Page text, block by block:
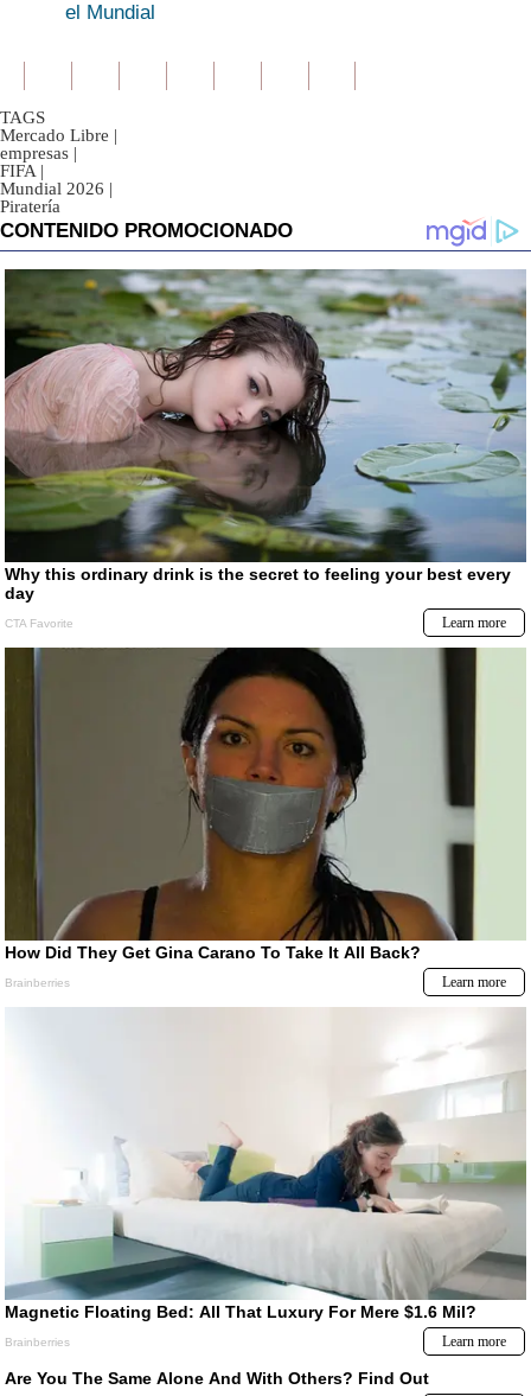
el Mundial
TAGS
Mercado Libre |
empresas |
FIFA |
Mundial 2026 |
Piratería